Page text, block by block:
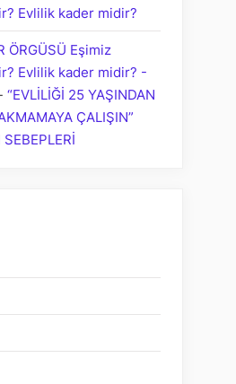
Evlilik kader midir?
ÖRGÜSÜ Eşimiz
Evlilik kader midir? -
“EVLİLİĞİ 25 YAŞINDAN
ÇALIŞIN”